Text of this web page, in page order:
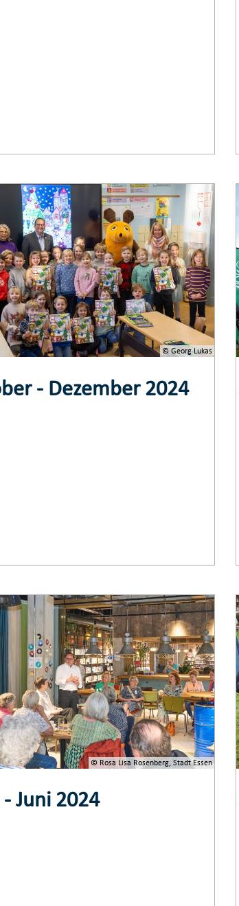
© Georg Lukas
- Dezember 2024
© Rosa Lisa Rosenberg, Stadt Essen
Juni 2024